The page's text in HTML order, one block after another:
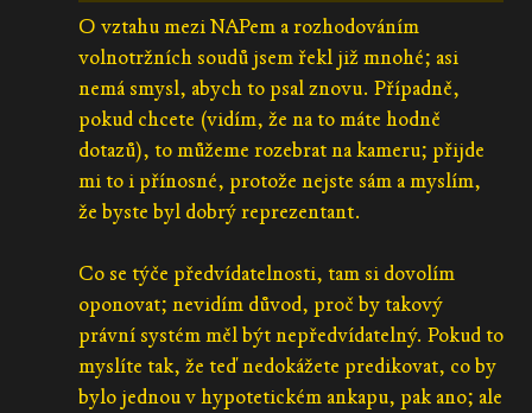
O vztahu mezi NAPem a rozhodováním
volnotržních soudů jsem řekl již mnohé; asi
nemá smysl, abych to psal znovu. Případně,
pokud chcete (vidím, že na to máte hodně
dotazů), to můžeme rozebrat na kameru; přijde
mi to i přínosné, protože nejste sám a myslím,
že byste byl dobrý reprezentant.
Co se týče předvídatelnosti, tam si dovolím
oponovat; nevidím důvod, proč by takový
právní systém měl být nepředvídatelný. Pokud to
myslíte tak, že teď nedokážete predikovat, co by
bylo jednou v hypotetickém ankapu, pak ano; ale